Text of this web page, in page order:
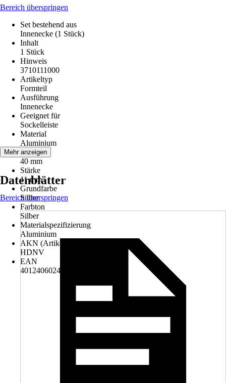
Bereich überspringen
Set bestehend aus
Innenecke (1 Stück)
Inhalt
1 Stück
Hinweis
3710111000
Artikeltyp
Formteil
Ausführung
Innenecke
Geeignet für
Sockelleiste
Material
Aluminium
Höhe
40 mm
Stärke
11 mm
Grundfarbe
Silber
Farbton
Silber
Materialspezifizierung
Aluminium
AKN (Artikelkurznummer)
HDNV
EAN
4012406024869
Mehr anzeigen
Datenblätter
Bereich überspringen